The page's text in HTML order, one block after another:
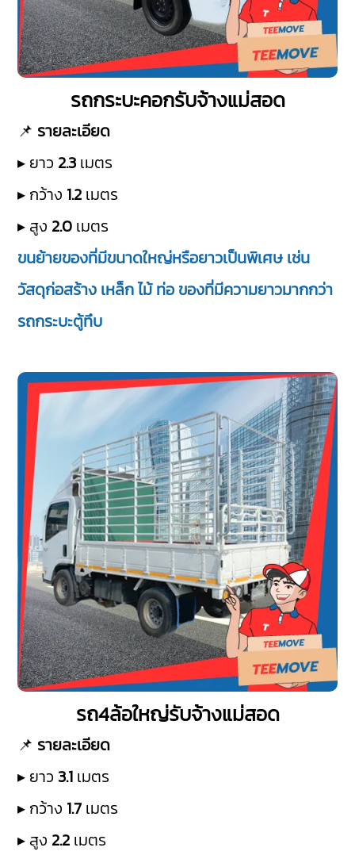
รถกระบะคอกรับจ้างแม่สอด
📌 รายละเอียด
▸ ยาว 2.3 เมตร
▸ กว้าง 1.2 เมตร
▸ สูง 2.0 เมตร
ขนย้ายของที่มีขนาดใหญ่หรือยาวเป็นพิเศษ เช่น
วัสดุก่อสร้าง เหล็ก ไม้ ท่อ ของที่มีความยาวมากกว่า
รถกระบะตู้ทึบ
รถ4ล้อใหญ่รับจ้างแม่สอด
📌 รายละเอียด
▸ ยาว 3.1 เมตร
▸ กว้าง 1.7 เมตร
▸ สูง 2.2 เมตร